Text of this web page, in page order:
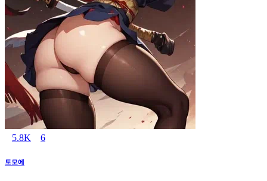
5.8K 6
토모에